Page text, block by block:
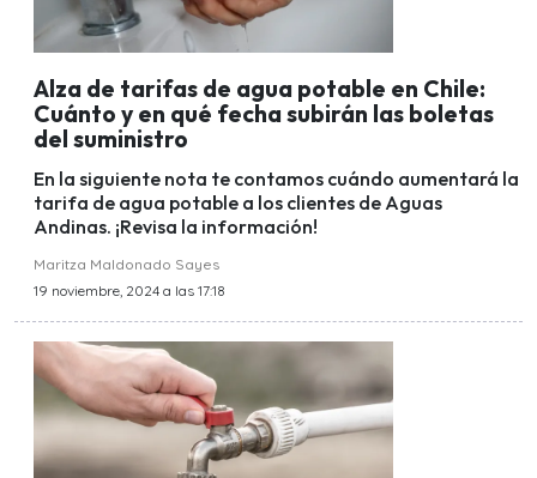
Alza de tarifas de agua potable en Chile:
Cuánto y en qué fecha subirán las boletas
del suministro
En la siguiente nota te contamos cuándo aumentará la
tarifa de agua potable a los clientes de Aguas
Andinas. ¡Revisa la información!
Maritza Maldonado Sayes
19 noviembre, 2024 a las 17:18